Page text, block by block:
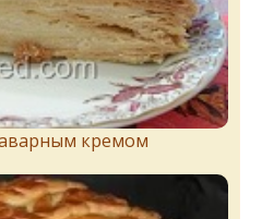
кремом